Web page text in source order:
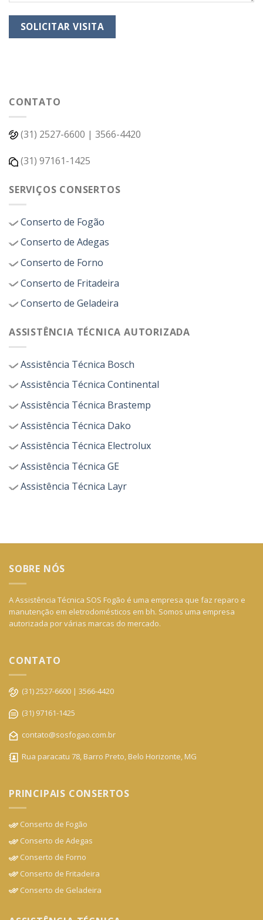
CONTATO
(31) 2527-6600 | 3566-4420
(31) 97161-1425
SERVIÇOS CONSERTOS
Conserto de Fogão
Conserto de Adegas
Conserto de Forno
Conserto de Fritadeira
Conserto de Geladeira
ASSISTÊNCIA TÉCNICA AUTORIZADA
Assistência Técnica Bosch
Assistência Técnica Continental
Assistência Técnica Brastemp
Assistência Técnica Dako
Assistência Técnica Electrolux
Assistência Técnica GE
Assistência Técnica Layr
SOBRE NÓS
A Assistência Técnica SOS Fogão é uma empresa que faz reparo e
manutenção em eletrodomésticos em bh. Somos uma empresa
autorizada por várias marcas do mercado.
CONTATO
(31) 2527-6600 | 3566-4420
(31) 97161-1425
contato@sosfogao.com.br
Rua paracatu 78, Barro Preto, Belo Horizonte, MG
PRINCIPAIS CONSERTOS
Conserto de Fogão
Conserto de Adegas
Conserto de Forno
Conserto de Fritadeira
Conserto de Geladeira